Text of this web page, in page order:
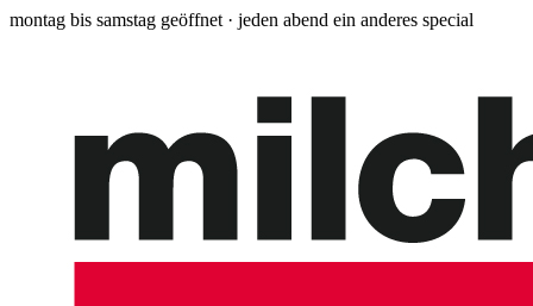
montag bis samstag geöffnet · jeden abend ein anderes special